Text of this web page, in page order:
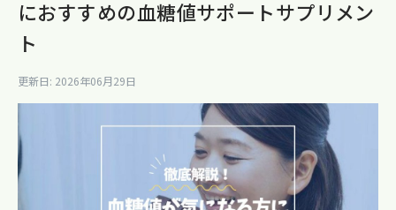
におすすめの血糖値サポートサプリメン
ト
更新日: 2026年06月29日